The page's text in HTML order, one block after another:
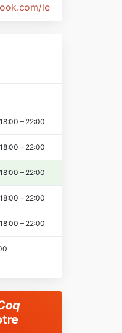
18:00 – 22:00
18:00 – 22:00
18:00 – 22:00
18:00 – 22:00
18:00 – 22:00